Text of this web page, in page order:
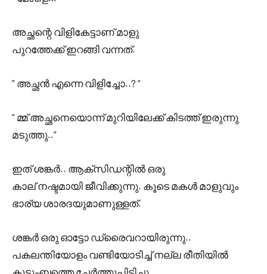
അച്ഛന്റെ വിളികേട്ടാണ് മാളു
പുറത്തേക്ക് ഇറങ്ങി വന്നത്.
” അച്ഛൻ എന്നെ വിളിച്ചോ..? “
” മ്മ് അച്ഛനെയൊന്ന് മുറിയിലേക്ക് കിടത്ത് ഇരുന്നു
മടുത്തു..”
ഇത് ശങ്കർ.. ആക്‌സിഡന്റിൽ ഒരു
കാല് നഷ്ടമായി ജീവിക്കുന്നു. കൂടെ മകൾ മാളുവും
ഭാര്യ ശാരദയുമാണുള്ളത്.
ശങ്കർ ഒരു ഓട്ടോ ഡ്രൈവറായിരുന്നു..
പകലന്തിയോളം വണ്ടിയോടിച്ച് നല്ല രീതിയിൽ
കുടുംബത്തെ ചേർത്തുപിടിച്ചു